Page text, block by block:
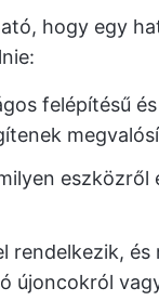
hogy egy
felépítésű
rendelkezik,
újoncokról